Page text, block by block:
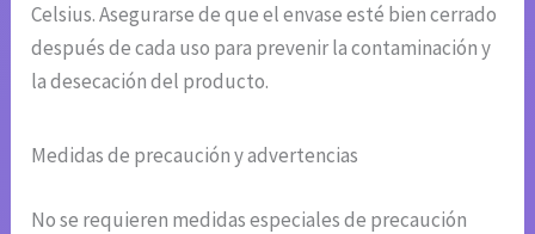
Celsius. Asegurarse de que el envase esté bien cerrado
después de cada uso para prevenir la contaminación y
la desecación del producto.
Medidas de precaución y advertencias
No se requieren medidas especiales de precaución